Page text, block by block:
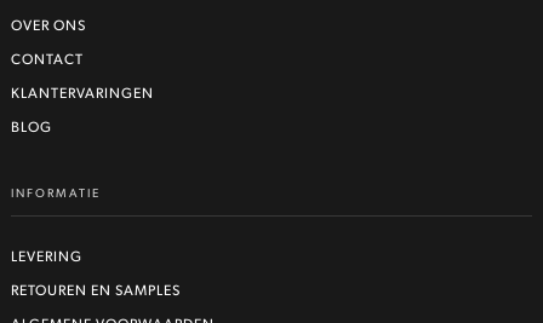
OVER ONS
CONTACT
KLANTERVARINGEN
BLOG
INFORMATIE
LEVERING
RETOUREN EN SAMPLES